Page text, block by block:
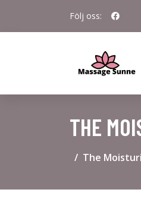
Följ oss:
THE
The